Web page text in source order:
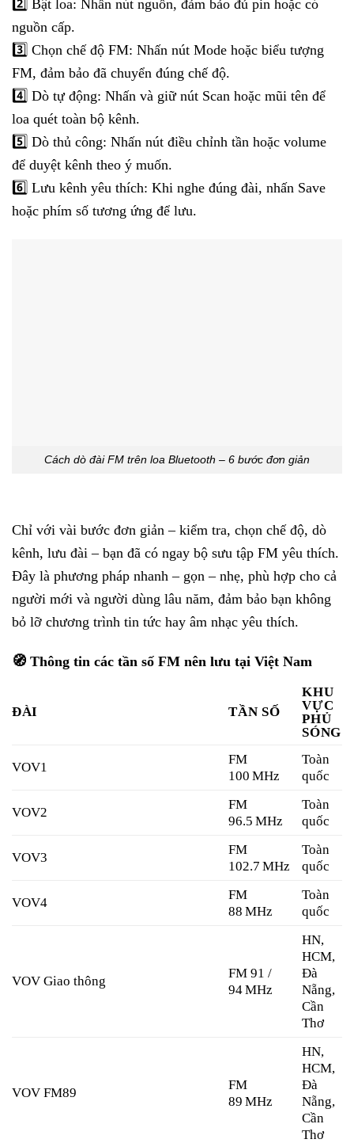
2️⃣ Bật loa: Nhấn nút nguồn, đảm bảo đủ pin hoặc có
nguồn cấp.
3️⃣ Chọn chế độ FM: Nhấn nút Mode hoặc biểu tượng
FM, đảm bảo đã chuyển đúng chế độ.
4️⃣ Dò tự động: Nhấn và giữ nút Scan hoặc mũi tên để
loa quét toàn bộ kênh.
5️⃣ Dò thủ công: Nhấn nút điều chỉnh tần hoặc volume
để duyệt kênh theo ý muốn.
6️⃣ Lưu kênh yêu thích: Khi nghe đúng đài, nhấn Save
hoặc phím số tương ứng để lưu.
Cách dò đài FM trên loa Bluetooth – 6 bước đơn giản
Chỉ với vài bước đơn giản – kiểm tra, chọn chế độ, dò
kênh, lưu đài – bạn đã có ngay bộ sưu tập FM yêu thích.
Đây là phương pháp nhanh – gọn – nhẹ, phù hợp cho cả
người mới và người dùng lâu năm, đảm bảo bạn không
bỏ lỡ chương trình tin tức hay âm nhạc yêu thích.
🧭 Thông tin các tần số FM nên lưu tại Việt Nam
ĐÀI TẦN SỐ
KHU
VỰC
PHỦ
SÓNG
VOV1
FM
100 MHz
Toàn
quốc
VOV2
FM
96.5 MHz
Toàn
quốc
VOV3
FM
102.7 MHz
Toàn
quốc
VOV4
FM
88 MHz
Toàn
quốc
VOV Giao thông
FM 91 /
94 MHz
HN,
HCM,
Đà
Nẵng,
Cần
Thơ
VOV FM89
FM
89 MHz
HN,
HCM,
Đà
Nẵng,
Cần
Thơ